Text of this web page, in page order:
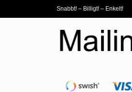
Snabbt! – Billigt! – Enkelt!